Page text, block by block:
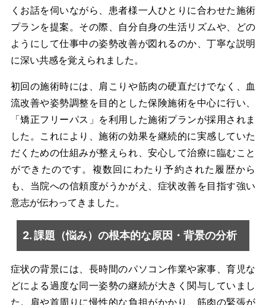
くお話を伺いながら、患者様一人ひとりに合わせた施術
プランを提案。その際、自分自身の生活リズムや、どの
ようにして仕事中の姿勢改善が図れるのか、丁寧な説明
に深い共感を覚えられました。
初回の施術時には、肩こりや筋肉の硬直だけでなく、血
流改善や姿勢調整を目的とした保険施術を中心に行い、
「矯正フリーパス」を利用した施術プランが採用されま
した。これにより、施術の効果を継続的に実感していた
だくための仕組みが整えられ、安心して治療に臨むこと
ができたのです。複数回にわたり予約された履歴から
も、当院への信頼度がうかがえ、症状改善を目指す強い
意志が伝わってきました。
2. 課題（悩み）の根本的な原因・背景の分析
症状の背景には、長時間のパソコン作業や家事、育児な
どによる過度な同一姿勢の継続が大きく関与していまし
た。肩や首周りに慢性的な負担がかかり、筋肉の緊張が